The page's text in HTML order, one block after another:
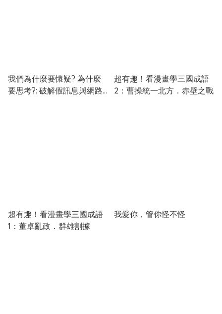
我們為什麼要懷疑? 為什麼
要思考?: 破解假訊息與網路
超有趣！看漫畫學三國成語
2：曹操統一北方．赤壁之戰
超有趣！看漫畫學三國成語
1：董卓亂政．群雄割據
我愛你，管你怪不怪